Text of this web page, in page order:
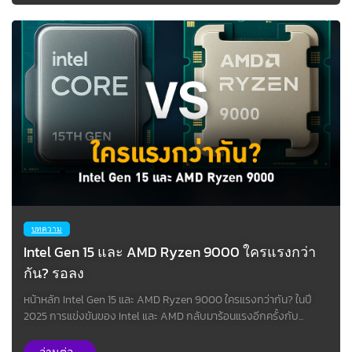
บทความ
Intel Gen 15 และ AMD Ryzen 9000 ใครแรงกว่า
กัน? รอลง
หน้าหลัก Intel Gen 15 และ AMD Ryzen 9000 ใครแรงกว่ากัน? ในปี
2025 การแข่งขันของ Intel และ AMD กลับมาร้อนแรงอีกครั้งกับ...